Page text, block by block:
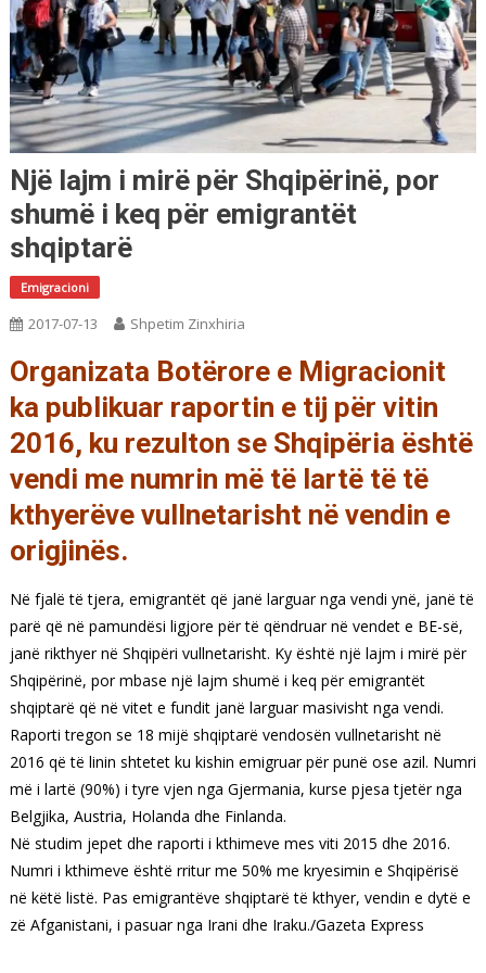
Një lajm i mirë për Shqipërinë, por
shumë i keq për emigrantët
shqiptarë
Emigracioni
2017-07-13 Shpetim Zinxhiria
Organizata Botërore e Migracionit
ka publikuar raportin e tij për vitin
2016, ku rezulton se Shqipëria është
vendi me numrin më të lartë të të
kthyerëve vullnetarisht në vendin e
origjinës.
Në fjalë të tjera, emigrantët që janë larguar nga vendi ynë, janë të
parë që në pamundësi ligjore për të qëndruar në vendet e BE-së,
janë rikthyer në Shqipëri vullnetarisht. Ky është një lajm i mirë për
Shqipërinë, por mbase një lajm shumë i keq për emigrantët
shqiptarë që në vitet e fundit janë larguar masivisht nga vendi.
Raporti tregon se 18 mijë shqiptarë vendosën vullnetarisht në
2016 që të linin shtetet ku kishin emigruar për punë ose azil. Numri
më i lartë (90%) i tyre vjen nga Gjermania, kurse pjesa tjetër nga
Belgjika, Austria, Holanda dhe Finlanda.
Në studim jepet dhe raporti i kthimeve mes viti 2015 dhe 2016.
Numri i kthimeve është rritur me 50% me kryesimin e Shqipërisë
në këtë listë. Pas emigrantëve shqiptarë të kthyer, vendin e dytë e
zë Afganistani, i pasuar nga Irani dhe Iraku./Gazeta Express